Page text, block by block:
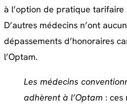
à l’option de pratique tarifaire
D’autres médecins n’ont
dépassements d’honoraires
l’Optam.
Les médecins
adhèrent à l’Optam : ces